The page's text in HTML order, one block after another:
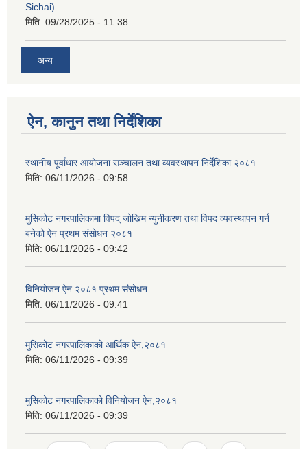
Sichai)
मिति: 09/28/2025 - 11:38
अन्य
ऐन, कानुन तथा निर्देशिका
स्थानीय पूर्वाधार आयोजना सञ्चालन तथा व्यवस्थापन निर्देशिका २०८१
मिति: 06/11/2026 - 09:58
मुसिकोट नगरपालिकामा विपद् जोखिम न्युनीकरण तथा विपद व्यवस्थापन गर्न
बनेको ऐन प्रथम संसोधन २०८१
मिति: 06/11/2026 - 09:42
विनियोजन ऐन २०८१ प्रथम संसोधन
मिति: 06/11/2026 - 09:41
मुसिकोट नगरपालिकाको आर्थिक ऐन,२०८१
मिति: 06/11/2026 - 09:39
मुसिकोट नगरपालिकाको विनियोजन ऐन,२०८१
मिति: 06/11/2026 - 09:39